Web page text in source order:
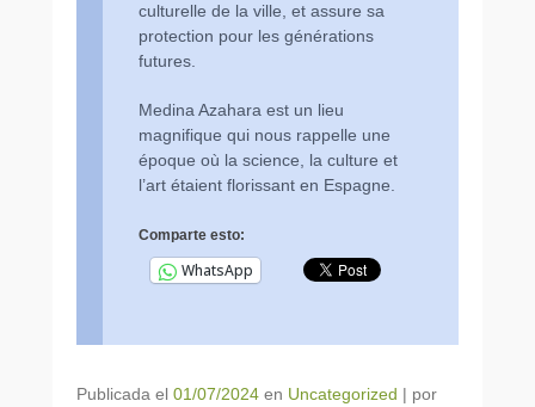
culturelle de la ville, et assure sa
protection pour les générations
futures.
Medina Azahara est un lieu
magnifique qui nous rappelle une
époque où la science, la culture et
l’art étaient florissant en Espagne.
Comparte esto:
WhatsApp
Publicada el 01/07/2024 en Uncategorized | por